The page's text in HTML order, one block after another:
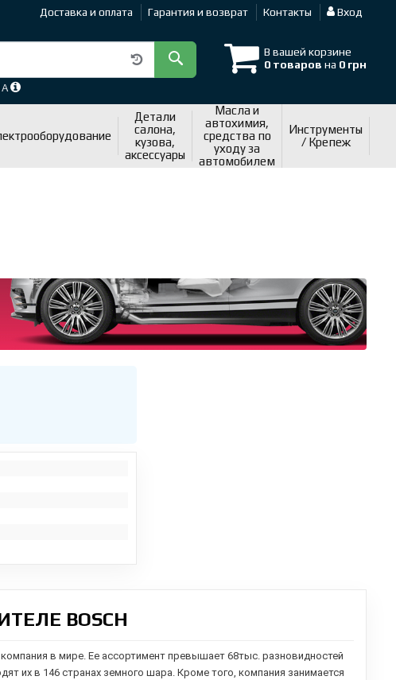
Доставка и оплата Гарантия и возврат Контакты Вход
В вашей корзине
0 товаров на 0 грн
Детали
салона,
кузова,
аксессуары
Масла и
автохимия,
средства по
уходу за
автомобилем
Инструменты
/ Крепеж
BOSCH
в мире. Ее ассортимент превышает 68тыс. разновидностей
их в 146 странах земного шара. Кроме того, компания занимается